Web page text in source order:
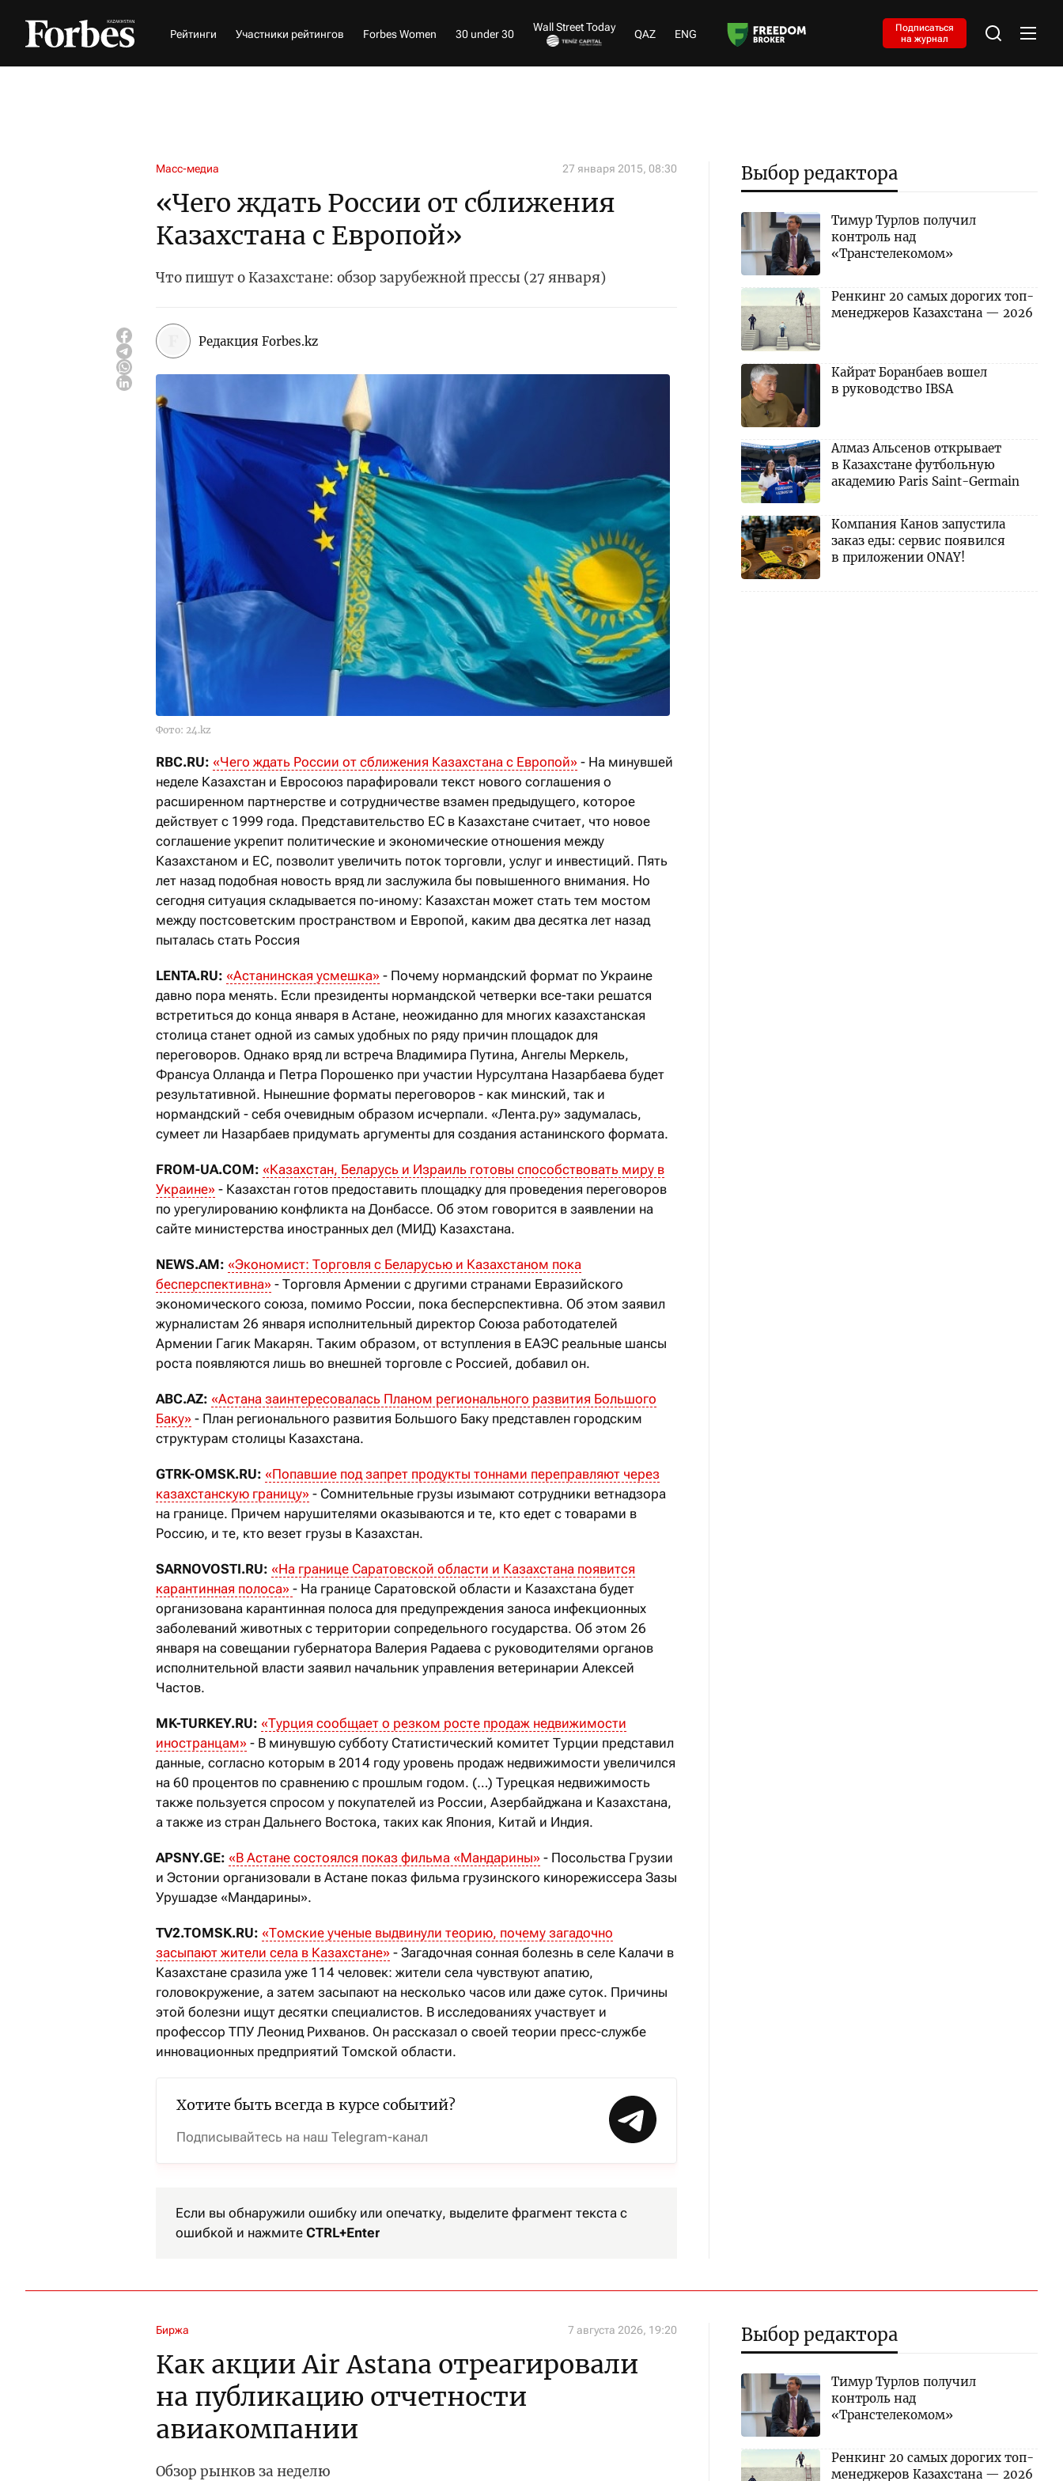
Рейтинги Участники рейтингов Forbes Women 30 under 30
Wall Street Today
QAZ ENG
Подписаться
на журнал
Масс-медиа 27 января 2015, 08:30
«Чего ждать России от сближения
Казахстана с Европой»
Что пишут о Казахстане: обзор зарубежной прессы (27 января)
Редакция Forbes.kz
Фото: 24.kz
RBC.RU: «Чего ждать России от сближения Казахстана с Европой» - На минувшей
неделе Казахстан и Евросоюз парафировали текст нового соглашения о
расширенном партнерстве и сотрудничестве взамен предыдущего, которое
действует с 1999 года. Представительство ЕС в Казахстане считает, что новое
соглашение укрепит политические и экономические отношения между
Казахстаном и ЕС, позволит увеличить поток торговли, услуг и инвестиций. Пять
лет назад подобная новость вряд ли заслужила бы повышенного внимания. Но
сегодня ситуация складывается по-иному: Казахстан может стать тем мостом
между постсоветским пространством и Европой, каким два десятка лет назад
пыталась стать Россия
LENTA.RU: «Астанинская усмешка» - Почему нормандский формат по Украине
давно пора менять. Если президенты нормандской четверки все-таки решатся
встретиться до конца января в Астане, неожиданно для многих казахстанская
столица станет одной из самых удобных по ряду причин площадок для
переговоров. Однако вряд ли встреча Владимира Путина, Ангелы Меркель,
Франсуа Олланда и Петра Порошенко при участии Нурсултана Назарбаева будет
результативной. Нынешние форматы переговоров - как минский, так и
нормандский - себя очевидным образом исчерпали. «Лента.ру» задумалась,
сумеет ли Назарбаев придумать аргументы для создания астанинского формата.
FROM-UA.COM: «Казахстан, Беларусь и Израиль готовы способствовать миру в
Украине» - Казахстан готов предоставить площадку для проведения переговоров
по урегулированию конфликта на Донбассе. Об этом говорится в заявлении на
сайте министерства иностранных дел (МИД) Казахстана.
NEWS.AM: «Экономист: Торговля с Беларусью и Казахстаном пока
бесперспективна» - Торговля Армении с другими странами Евразийского
экономического союза, помимо России, пока бесперспективна. Об этом заявил
журналистам 26 января исполнительный директор Союза работодателей
Армении Гагик Макарян. Таким образом, от вступления в ЕАЭС реальные шансы
роста появляются лишь во внешней торговле с Россией, добавил он.
ABC.AZ: «Астана заинтересовалась Планом регионального развития Большого
Баку» - План регионального развития Большого Баку представлен городским
структурам столицы Казахстана.
GTRK-OMSK.RU: «Попавшие под запрет продукты тоннами переправляют через
казахстанскую границу» - Сомнительные грузы изымают сотрудники ветнадзора
на границе. Причем нарушителями оказываются и те, кто едет с товарами в
Россию, и те, кто везет грузы в Казахстан.
SARNOVOSTI.RU: «На границе Саратовской области и Казахстана появится
карантинная полоса» - На границе Саратовской области и Казахстана будет
организована карантинная полоса для предупреждения заноса инфекционных
заболеваний животных с территории сопредельного государства. Об этом 26
января на совещании губернатора Валерия Радаева с руководителями органов
исполнительной власти заявил начальник управления ветеринарии Алексей
Частов.
MK-TURKEY.RU: «Турция сообщает о резком росте продаж недвижимости
иностранцам» - В минувшую субботу Статистический комитет Турции представил
данные, согласно которым в 2014 году уровень продаж недвижимости увеличился
на 60 процентов по сравнению с прошлым годом. (…) Турецкая недвижимость
также пользуется спросом у покупателей из России, Азербайджана и Казахстана,
а также из стран Дальнего Востока, таких как Япония, Китай и Индия.
APSNY.GE: «В Астане состоялся показ фильма «Мандарины» - Посольства Грузии
и Эстонии организовали в Астане показ фильма грузинского кинорежиссера Зазы
Урушадзе «Мандарины».
TV2.TOMSK.RU: «Томские ученые выдвинули теорию, почему загадочно
засыпают жители села в Казахстане» - Загадочная сонная болезнь в селе Калачи в
Казахстане сразила уже 114 человек: жители села чувствуют апатию,
головокружение, а затем засыпают на несколько часов или даже суток. Причины
этой болезни ищут десятки специалистов. В исследованиях участвует и
профессор ТПУ Леонид Рихванов. Он рассказал о своей теории пресс-службе
инновационных предприятий Томской области.
Хотите быть всегда в курсе событий?
Подписывайтесь на наш Telegram-канал
Если вы обнаружили ошибку или опечатку, выделите фрагмент текста с
ошибкой и нажмите CTRL+Enter
Выбор редактора
Тимур Турлов получил
контроль над
«Транстелекомом»
Ренкинг 20 самых дорогих топ-
менеджеров Казахстана — 2026
Кайрат Боранбаев вошел
в руководство IBSA
Алмаз Альсенов открывает
в Казахстане футбольную
академию Paris Saint-Germain
Компания Канов запустила
заказ еды: сервис появился
в приложении ONAY!
Биржа 7 августа 2026, 19:20
Как акции Air Astana отреагировали
на публикацию отчетности
авиакомпании
Обзор рынков за неделю
Выбор редактора
Тимур Турлов получил
контроль над
«Транстелекомом»
Ренкинг 20 самых дорогих топ-
менеджеров Казахстана — 2026